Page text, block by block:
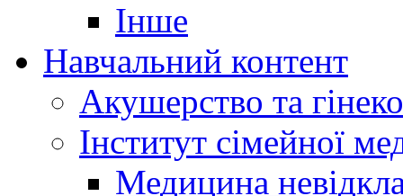
Інше
Навчальний контент
Акушерство та
Інститут сімейної
Медицина